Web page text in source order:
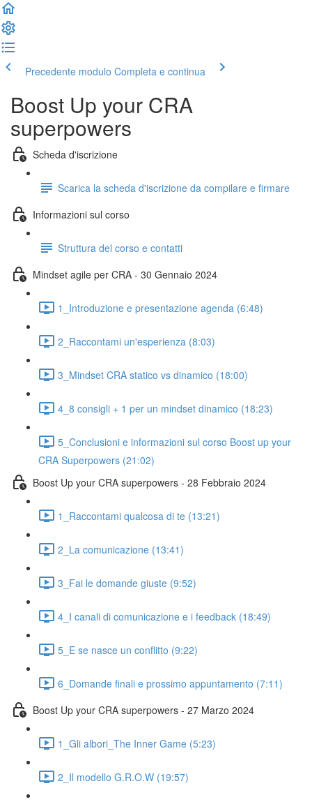
Precedente modulo Completa e continua
Boost Up your CRA
superpowers
Scheda d'iscrizione
Scarica la scheda d'iscrizione da compilare e firmare
Informazioni sul corso
Struttura del corso e contatti
Mindset agile per CRA - 30 Gennaio 2024
1_Introduzione e presentazione agenda (6:48)
2_Raccontami un'esperienza (8:03)
3_Mindset CRA statico vs dinamico (18:00)
4_8 consigli + 1 per un mindset dinamico (18:23)
5_Conclusioni e informazioni sul corso Boost up your
CRA Superpowers (21:02)
Boost Up your CRA superpowers - 28 Febbraio 2024
1_Raccontami qualcosa di te (13:21)
2_La comunicazione (13:41)
3_Fai le domande giuste (9:52)
4_I canali di comunicazione e i feedback (18:49)
5_E se nasce un conflitto (9:22)
6_Domande finali e prossimo appuntamento (7:11)
Boost Up your CRA superpowers - 27 Marzo 2024
1_Gli albori_The Inner Game (5:23)
2_Il modello G.R.O.W (19:57)